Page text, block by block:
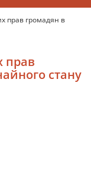
прав громадян в
прав
стану